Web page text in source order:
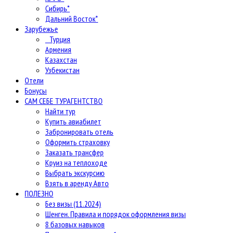
Сибирь*
Дальний Восток*
Зарубежье
Турция
Армения
Казахстан
Узбекистан
Отели
Бонусы
САМ СЕБЕ ТУРАГЕНТСТВО
Найти тур
Купить авиабилет
Забронировать отель
Оформить страховку
Заказать трансфер
Круиз на теплоходе
Выбрать экскурсию
Взять в аренду Авто
ПОЛЕЗНО
Без визы (11.2024)
Шенген. Правила и порядок оформления визы
8 базовых навыков